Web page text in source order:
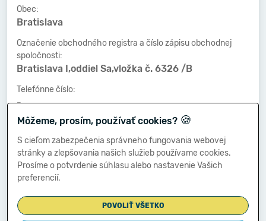
Obec:
Bratislava
Označenie obchodného registra a číslo zápisu obchodnej
spoločnosti:
Bratislava I,oddiel Sa,vložka č. 6326 /B
Telefónne číslo:
-
Faxové číslo:
-
E-mailová adresa:
-
Zostavená dňa:
Môžeme, prosím, používať cookies? 🍪
S cieľom zabezpečenia správneho fungovania webovej
stránky a zlepšovania našich služieb používame cookies.
Prosíme o potvrdenie súhlasu alebo nastavenie Vašich
preferencií.
POVOLIŤ VŠETKO